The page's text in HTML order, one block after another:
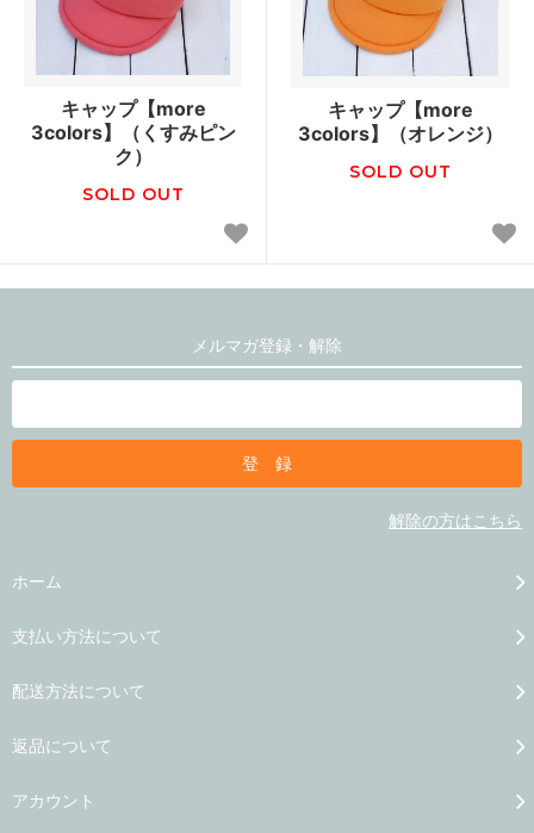
キャップ【more
3colors】（くすみピン
ク）
SOLD OUT
キャップ【more
3colors】（オレンジ）
SOLD OUT
メルマガ登録・解除
解除の方はこちら
ホーム
支払い方法について
配送方法について
返品について
アカウント